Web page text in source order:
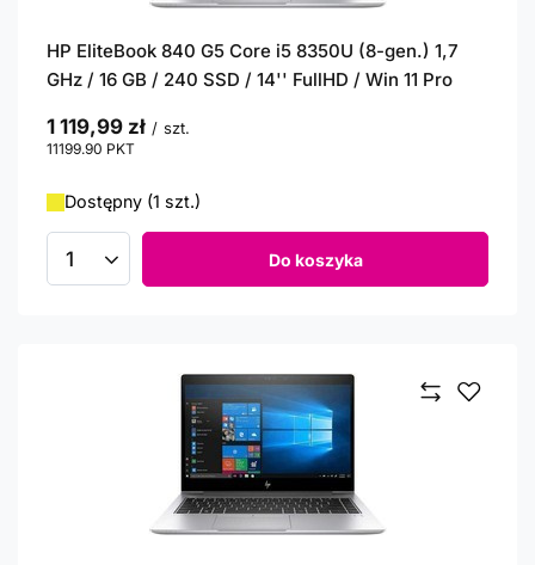
HP EliteBook 840 G5 Core i5 8350U (8-gen.) 1,7
GHz / 16 GB / 240 SSD / 14'' FullHD / Win 11 Pro
1 119,99 zł / szt.
11199.90 PKT
Dostępny (1 szt.)
Ilość produktów Do koszyka